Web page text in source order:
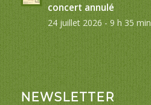
concert annulé
24 juillet 2026 - 9 h 35 min
NEWSLETTER